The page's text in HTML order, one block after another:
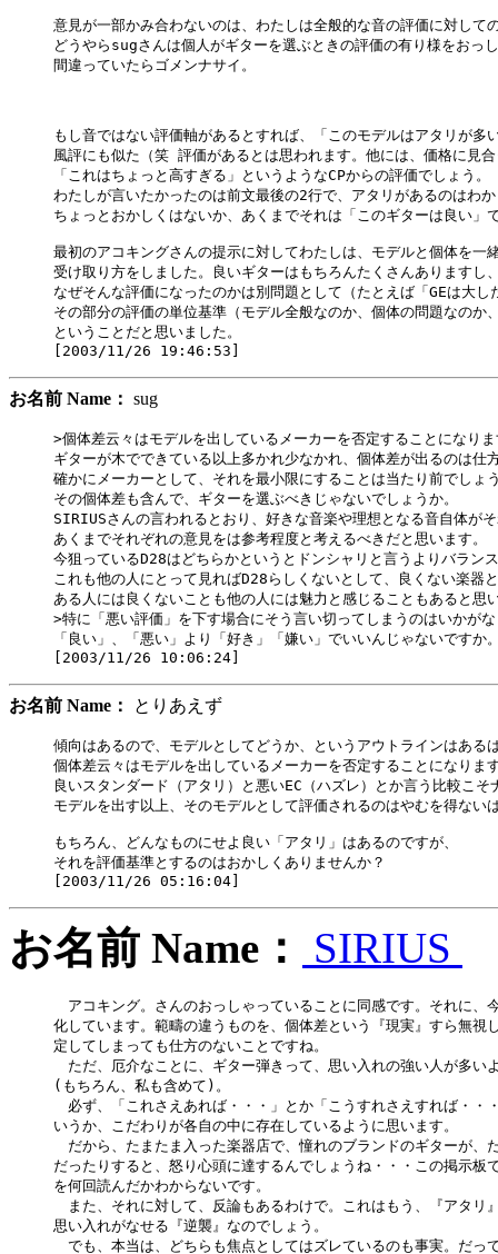
意見が一部かみ合わないのは、わたしは全般的な音の評価に対して
どうやらsugさんは個人がギターを選ぶときの評価の有り様をおっ
間違っていたらゴメンナサイ。
もし音ではない評価軸があるとすれば、「このモデルはアタリが多
風評にも似た（笑 評価があるとは思われます。他には、価格に見
「これはちょっと高すぎる」というようなCPからの評価でしょう。
わたしが言いたかったのは前文最後の2行で、アタリがあるのはわ
ちょっとおかしくはないか、あくまでそれは「このギターは良い」
最初のアコキングさんの提示に対してわたしは、モデルと個体を一
受け取り方をしました。良いギターはもちろんたくさんありますし
なぜそんな評価になったのかは別問題として（たとえば「GEは大
その部分の評価の単位基準（モデル全般なのか、個体の問題なのか
ということだと思いました。
お名前 Name： sug
>個体差云々はモデルを出しているメーカーを否定することになり
ギターが木でできている以上多かれ少なかれ、個体差が出るのは仕
確かにメーカーとして、それを最小限にすることは当たり前でしょ
その個体差も含んで、ギターを選ぶべきじゃないでしょうか。
SIRIUSさんの言われるとおり、好きな音楽や理想となる音自体が
あくまでそれぞれの意見をは参考程度と考えるべきだと思います。
今狙っているD28はどちらかというとドンシャリと言うよりバラン
これも他の人にとって見ればD28らしくないとして、良くない楽器
ある人には良くないことも他の人には魅力と感じることもあると思
>特に「悪い評価」を下す場合にそう言い切ってしまうのはいかが
「良い」、「悪い」より「好き」「嫌い」でいいんじゃないですか
お名前 Name： とりあえず
傾向はあるので、モデルとしてどうか、というアウトラインはある
個体差云々はモデルを出しているメーカーを否定することになりま
良いスタンダード（アタリ）と悪いEC（ハズレ）とか言う比較こそ
モデルを出す以上、そのモデルとして評価されるのはやむを得ない
もちろん、どんなものにせよ良い「アタリ」はあるのですが、
それを評価基準とするのはおかしくありませんか？
お名前 Name： SIRIUS
アコキング。さんのおっしゃっていることに同感です。それに、
化しています。範疇の違うものを、個体差という『現実』すら無視
定してしまっても仕方のないことですね。
ただ、厄介なことに、ギター弾きって、思い入れの強い人が多い
(もちろん、私も含めて)。
必ず、「これさえあれば・・・」とか「こうすれさえすれば・・
いうか、こだわりが各自の中に存在しているように思います。
だから、たまたま入った楽器店で、憧れのブランドのギターが、
だったりすると、怒り心頭に達するんでしょうね・・・この掲示板
を何回読んだかわからないです。
また、それに対して、反論もあるわけで。これはもう、『アタリ
思い入れがなせる『逆襲』なのでしょう。
でも、本当は、どちらも焦点としてはズレているのも事実。だっ